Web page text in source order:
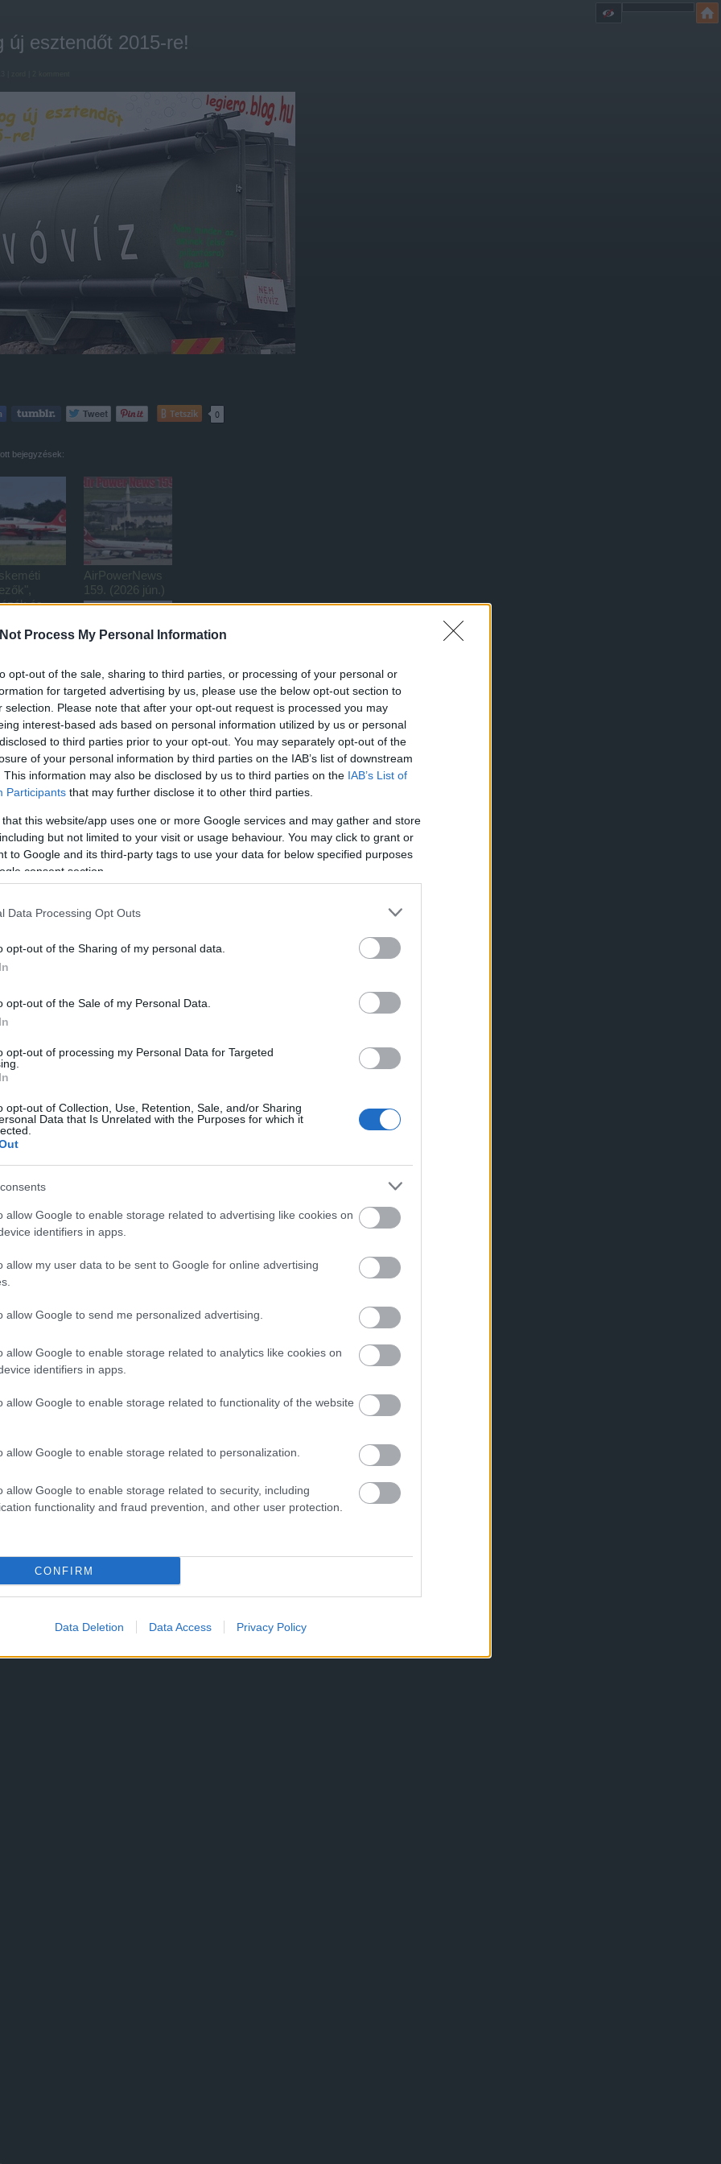
Process My Personal Information
opt-out of the sale, sharing to third parties, or processing of your personal or
for targeted advertising by us, please use the below opt-out section to
selection. Please note that after your opt-out request is processed you may
interest-based ads based on personal information utilized by us or personal
to third parties prior to your opt-out. You may separately opt-out of the
of your personal information by third parties on the IAB’s list of downstream
This information may also be disclosed by us to third parties on the IAB’s List of
Participants that may further disclose it to other third parties.
that this website/app uses one or more Google services and may gather and store
but not limited to your visit or usage behaviour. You may click to grant or
to Google and its third-party tags to use your data for below specified purposes
consent section.
Data Processing Opt Outs
opt-out of the Sharing of my personal data.
opt-out of the Sale of my Personal Data.
opt-out of processing my Personal Data for Targeted
opt-out of Collection, Use, Retention, Sale, and/or Sharing
Data that Is Unrelated with the Purposes for which it
allow Google to enable storage related to advertising like cookies on
identifiers in apps.
allow my user data to be sent to Google for online advertising
allow Google to send me personalized advertising.
allow Google to enable storage related to analytics like cookies on
identifiers in apps.
allow Google to enable storage related to functionality of the website
allow Google to enable storage related to personalization.
allow Google to enable storage related to security, including
functionality and fraud prevention, and other user protection.
CONFIRM
Data Deletion Data Access Privacy Policy
új esztendőt 2015-re!
Tetszik 0
bejegyzések:
és
AirPowerNews
159. (2026 jún.)
Jolly Vihar 26-1
+ Adriatic AAR
(2026
Szarma, a
Bajkál felől fúj a
szél
api/trackback/id/7025773
2014.12.31. 11:34:09
hogy fentről mindenre lőnek, ami mozog, és nem fogják nézni, hogy az
vagy benzinszállító. Majd a robbanás ereje elárulja, hogy mi volt.
az is tetszett, hogy olyan traverzeket raktak ilyen tartálykocsira a
ponyvát lehet tenni. És az kapásból már csak egy ponyvás
Válasz erre
21:18:11
lépj be, vagy